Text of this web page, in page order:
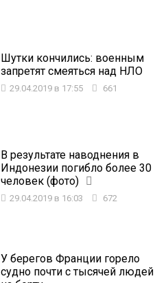
Шутки кончились: военным
запретят смеяться над НЛО
29.04.2019 в 17:55 661
В результате наводнения в
Индонезии погибло более 30
человек (фото)
29.04.2019 в 16:03 672
У берегов Франции горело
судно почти с тысячей людей